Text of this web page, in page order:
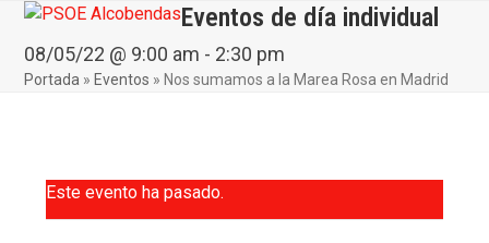
Skip
content
Open
mobile
menu
Close
mobile
menu
Eventos de día individual
08/05/22 @ 9:00 am - 2:30 pm
Portada » Eventos » Nos sumamos a la Marea Rosa en Madrid
Este evento ha pasado.